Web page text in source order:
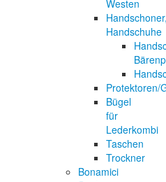
Westen
Handschoner,
Handschuhe
Protektoren/
Bügel
für
Lederkombi
Taschen
Trockner
Bonamici